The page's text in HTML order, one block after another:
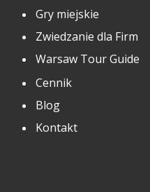
Gry miejskie
Zwiedzanie dla Firm
Warsaw Tour Guide
Cennik
Blog
Kontakt